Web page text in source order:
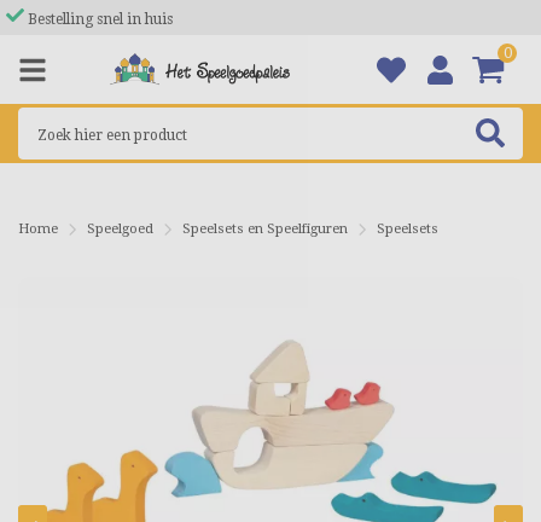
Bestelling snel in huis
0
Home Speelgoed Speelsets en Speelfiguren Speelsets